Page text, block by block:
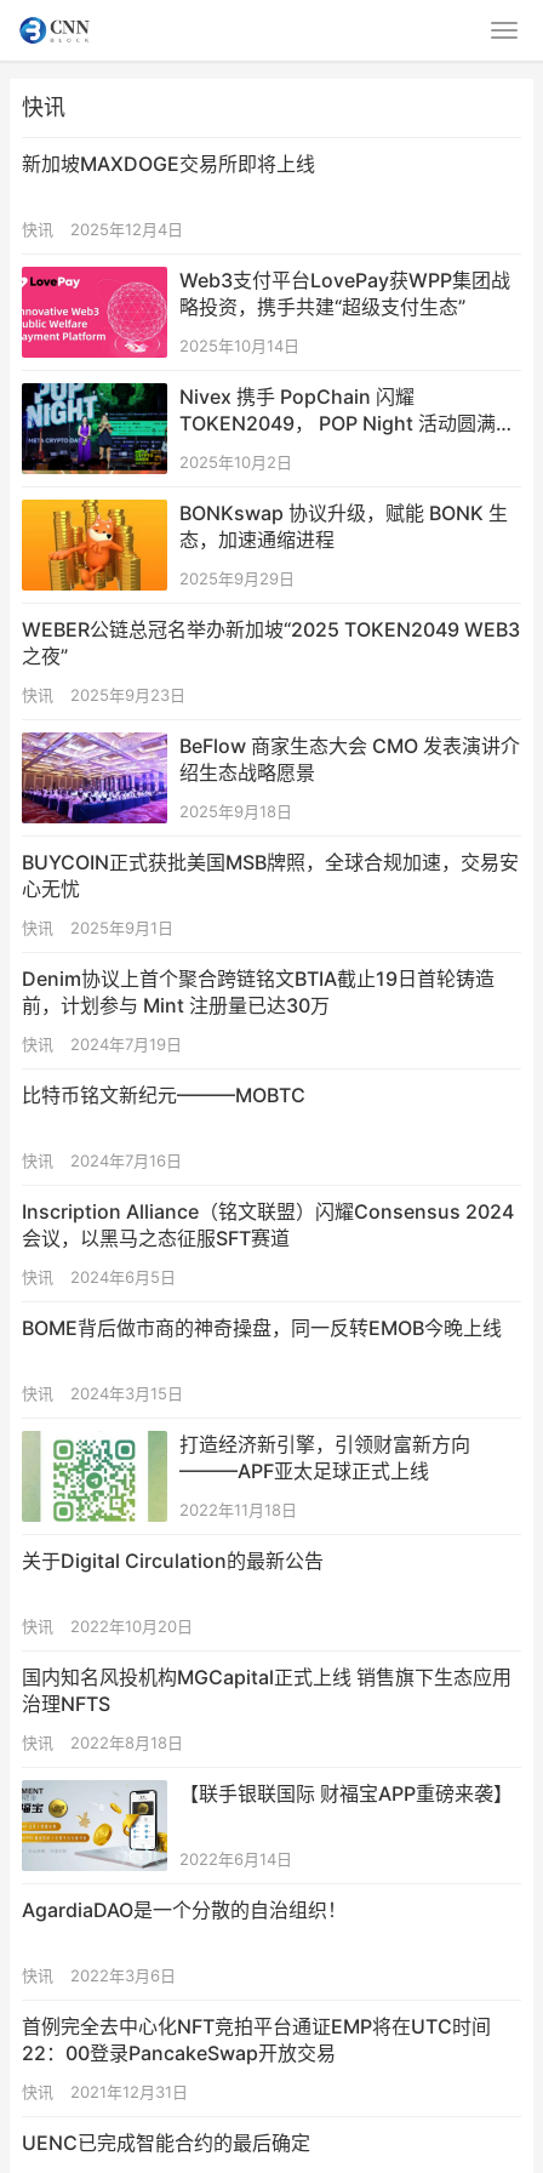
快讯
新加坡MAXDOGE交易所即将上线
快讯 2025年12月4日
Web3支付平台LovePay获WPP集团战
略投资，携手共建“超级支付生态”
2025年10月14日
Nivex 携手 PopChain 闪耀
TOKEN2049， POP Night 活动圆满落
幕
2025年10月2日
BONKswap 协议升级，赋能 BONK 生
态，加速通缩进程
2025年9月29日
WEBER公链总冠名举办新加坡“2025 TOKEN2049 WEB3
之夜”
快讯 2025年9月23日
BeFlow 商家生态大会 CMO 发表演讲介
绍生态战略愿景
2025年9月18日
BUYCOIN正式获批美国MSB牌照，全球合规加速，交易安
心无忧
快讯 2025年9月1日
Denim协议上首个聚合跨链铭文BTIA截止19日首轮铸造
前，计划参与 Mint 注册量已达30万
快讯 2024年7月19日
比特币铭文新纪元———MOBTC
快讯 2024年7月16日
Inscription Alliance（铭文联盟）闪耀Consensus 2024
会议，以黑马之态征服SFT赛道
快讯 2024年6月5日
BOME背后做市商的神奇操盘，同一反转EMOB今晚上线
快讯 2024年3月15日
打造经济新引擎，引领财富新方向
———APF亚太足球正式上线
2022年11月18日
关于Digital Circulation的最新公告
快讯 2022年10月20日
国内知名风投机构MGCapital正式上线 销售旗下生态应用
治理NFTS
快讯 2022年8月18日
【联手银联国际 财福宝APP重磅来袭】
2022年6月14日
AgardiaDAO是一个分散的自治组织！
快讯 2022年3月6日
首例完全去中心化NFT竞拍平台通证EMP将在UTC时间
22：00登录PancakeSwap开放交易
快讯 2021年12月31日
UENC已完成智能合约的最后确定